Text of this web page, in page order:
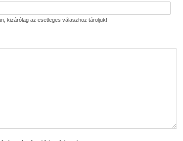
kizárólag az esetleges válaszhoz tároljuk!